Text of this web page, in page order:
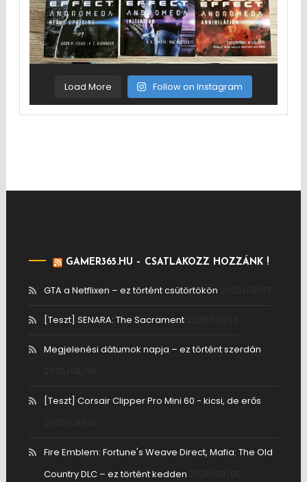
Load More Follow on Instagram
GAMER365.HU – CSATLAKOZZ HOZZÁNK !
GTA a Netflixen – ez történt csütörtökön
[Teszt] SENARA: The Sacrament
Megjelenési dátumok napja – ez történt szerdán
[Teszt] Corsair Clipper Pro Mini 60 - kicsi, de erős
Fire Emblem: Fortune's Weave Direct, Mafia: The Old
Country DLC – ez történt kedden